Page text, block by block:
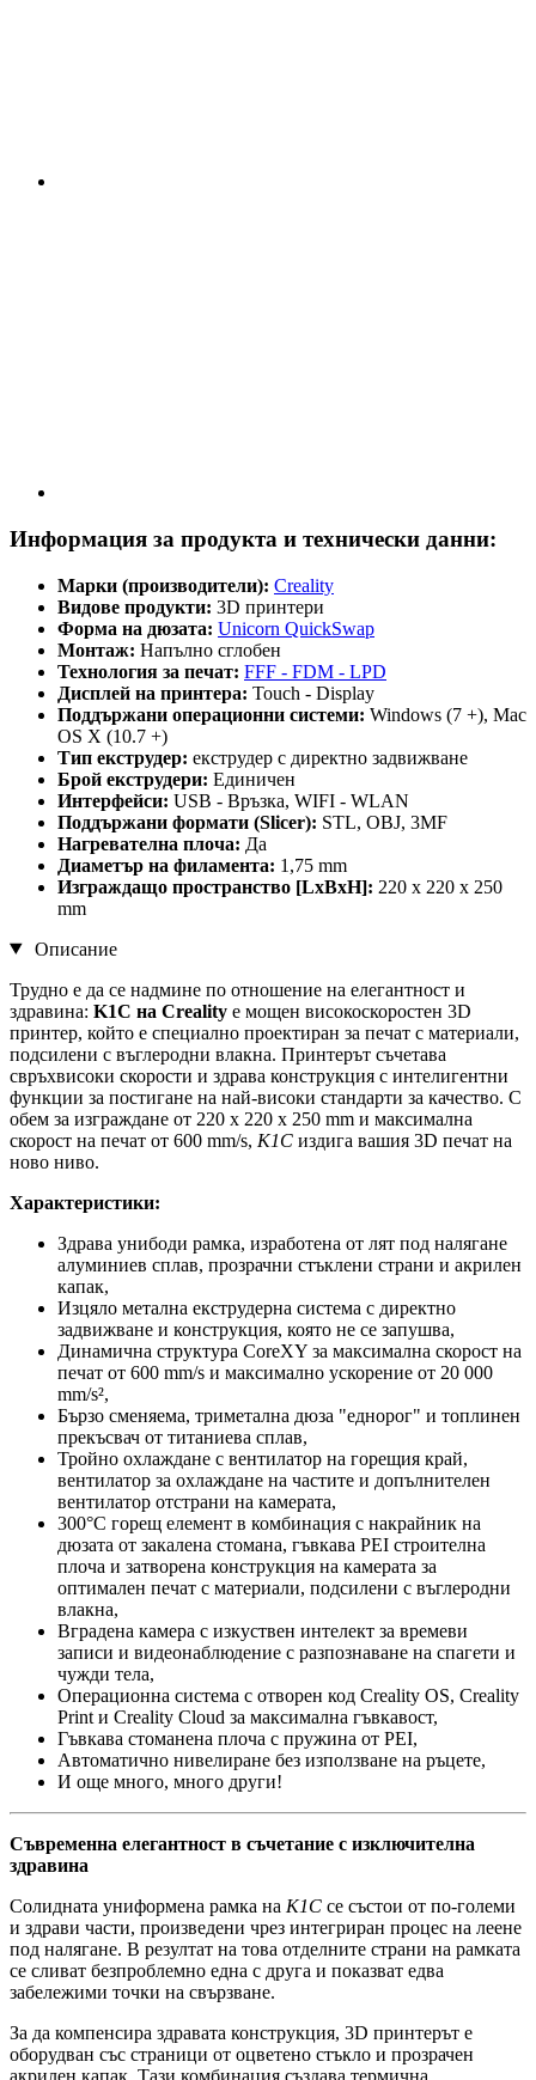
Информация за продукта и технически данни:
Марки (производители): Creality
Видове продукти: 3D принтери
Форма на дюзата: Unicorn QuickSwap
Монтаж: Напълно сглобен
Технология за печат: FFF - FDM - LPD
Дисплей на принтера: Touch - Display
Поддържани операционни системи: Windows (7 +), Mac
OS X (10.7 +)
Тип екструдер: екструдер с директно задвижване
Брой екструдери: Единичен
Интерфейси: USB - Връзка, WIFI - WLAN
Поддържани формати (Slicer): STL, OBJ, 3MF
Нагревателнa плочa: Да
Диаметър на филамента: 1,75 mm
Изграждащо пространство [LxBxH]: 220 x 220 x 250
mm
Описание
Трудно е да се надмине по отношение на елегантност и
здравина: K1C на Creality е мощен високоскоростен 3D
принтер, който е специално проектиран за печат с материали,
подсилени с въглеродни влакна. Принтерът съчетава
свръхвисоки скорости и здрава конструкция с интелигентни
функции за постигане на най-високи стандарти за качество. С
обем за изграждане от 220 x 220 x 250 mm и максимална
скорост на печат от 600 mm/s, K1C издига вашия 3D печат на
ново ниво.
Характеристики:
Здрава унибоди рамка, изработена от лят под налягане
алуминиев сплав, прозрачни стъклени страни и акрилен
капак,
Изцяло метална екструдерна система с директно
задвижване и конструкция, която не се запушва,
Динамична структура CoreXY за максимална скорост на
печат от 600 mm/s и максимално ускорение от 20 000
mm/s²,
Бързо сменяема, триметална дюза "еднорог" и топлинен
прекъсвач от титаниева сплав,
Тройно охлаждане с вентилатор на горещия край,
вентилатор за охлаждане на частите и допълнителен
вентилатор отстрани на камерата,
300°C горещ елемент в комбинация с накрайник на
дюзата от закалена стомана, гъвкава PEI строителна
плоча и затворена конструкция на камерата за
оптимален печат с материали, подсилени с въглеродни
влакна,
Вградена камера с изкуствен интелект за времеви
записи и видеонаблюдение с разпознаване на спагети и
чужди тела,
Операционна система с отворен код Creality OS, Creality
Print и Creality Cloud за максимална гъвкавост,
Гъвкава стоманена плоча с пружина от PEI,
Автоматично нивелиране без използване на ръцете,
И още много, много други!
Съвременна елегантност в съчетание с изключителна
здравина
Солидната униформена рамка на K1C се състои от по-големи
и здрави части, произведени чрез интегриран процес на леене
под налягане. В резултат на това отделните страни на рамката
се сливат безпроблемно една с друга и показват едва
забележими точки на свързване.
За да компенсира здравата конструкция, 3D принтерът е
оборудван със страници от оцветено стъкло и прозрачен
акрилен капак. Тази комбинация създава термична